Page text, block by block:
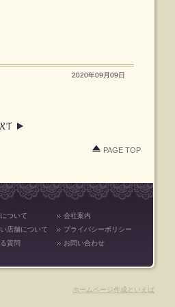
2020年09月09日
PAGE TOP
ついて
店舗について
質問
会社案内
プライバシーポリシー
お問い合わせ
ホームページ作成といえば